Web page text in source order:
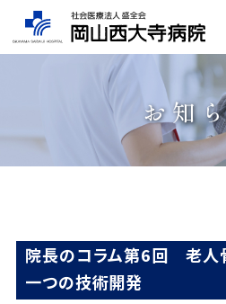
お知
院長のコラム第6回 老人
一つの技術開発